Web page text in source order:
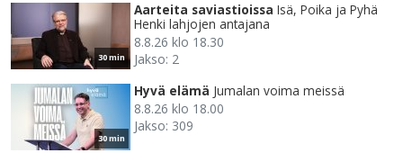
30 min
Aarteita saviastioissa Isä, Poika ja Pyhä
Henki lahjojen antajana
8.8.26 klo 18.30
Jakso: 2
30 min
Hyvä elämä Jumalan voima meissä
8.8.26 klo 18.00
Jakso: 309